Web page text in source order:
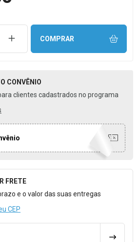
UNIDADEAUMENTAR UMA UNIDADE
COMPRAR
CONVÊNIO
clientes cadastrados no programa
Calcular o Frete
FRETE
e o valor das suas entregas
CEP